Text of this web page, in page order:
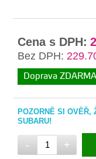
Cena s DPH:
Bez DPH:
Doprava ZDARMA
POZORNĚ SI OVĚŘ,
SUBARU!
- +